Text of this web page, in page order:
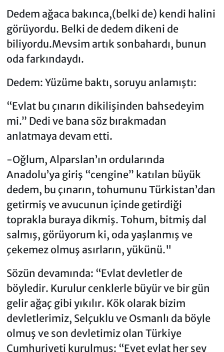
Dedem ağaca bakınca,(belki de) kendi halini
görüyordu. Belki de dedem dikeni de
biliyordu.Mevsim artık sonbahardı, bunun
oda farkındaydı.
Dedem: Yüzüme baktı, soruyu anlamıştı:
“Evlat bu çınarın dikilişinden bahsedeyim
mi.” Dedi ve bana söz bırakmadan
anlatmaya devam etti.
-Oğlum, Alparslan’ın ordularında
Anadolu’ya giriş “cengine” katılan büyük
dedem, bu çınarın, tohumunu Türkistan’dan
getirmiş ve avucunun içinde getirdiği
toprakla buraya dikmiş. Tohum, bitmiş dal
salmış, görüyorum ki, oda yaşlanmış ve
çekemez olmuş asırların, yükünü."
Sözün devamında: “Evlat devletler de
böyledir. Kurulur cenklerle büyür ve bir gün
gelir ağaç gibi yıkılır. Kök olarak bizim
devletlerimiz, Selçuklu ve Osmanlı da böyle
olmuş ve son devletimiz olan Türkiye
Cumhuriyeti kurulmuş: “Evet evlat her şey